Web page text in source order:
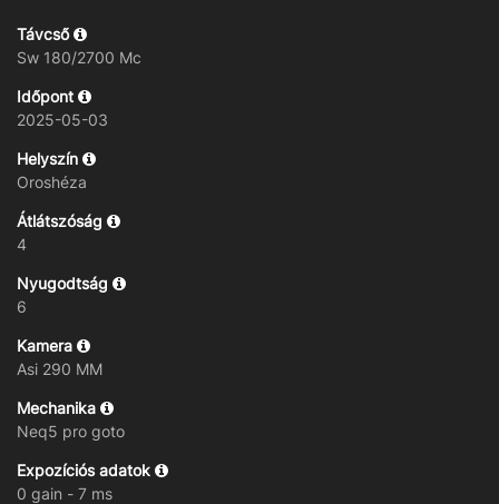
Távcső
Sw 180/2700 Mc
Időpont
2025-05-03
Helyszín
Oroshéza
Átlátszóság
4
Nyugodtság
6
Kamera
Asi 290 MM
Mechanika
Neq5 pro goto
Expozíciós adatok
0 gain - 7 ms